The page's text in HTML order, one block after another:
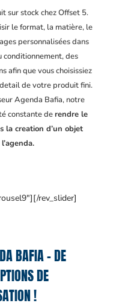
sur stock chez Offset 5.
le format, la matière, le
personnalisées dans
conditionnement, des
afin que vous choisissiez
de votre produit fini.
Agenda Bafia, notre
constante derendre le
la creation d’un objet
rev_slider]
BAFIA – DE
DE
!